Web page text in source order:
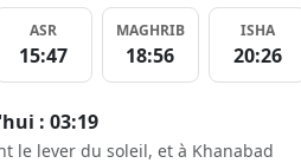
ASR
15:47
MAGHRIB
18:56
ISHA
20:26
: 03:19
le lever du soleil, et à Khanabad